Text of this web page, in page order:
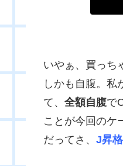
いやぁ、買っち
しかも自腹。私
て、 全額自腹で
ことが今回のケ
だってさ、 J昇